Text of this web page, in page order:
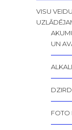
VISU
UN
FOTO